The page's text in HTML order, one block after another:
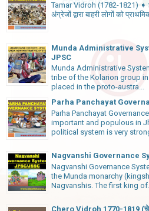
Tamar Vidroh (1782-1821) ➧
अंग्रेजों द्वारा बाहरी लोगों को
Munda Administrative
JPSC
Munda Administrative
tribe of the Kolarion group
placed in the proto-austra...
Parha Panchayat
Parha Panchayat
important and populous in
political system is very
Nagvanshi Governance
Nagvanshi Governance
the Munda monarchy
Nagvanshis. The first king of...
Chero Vidroh 1770-1819